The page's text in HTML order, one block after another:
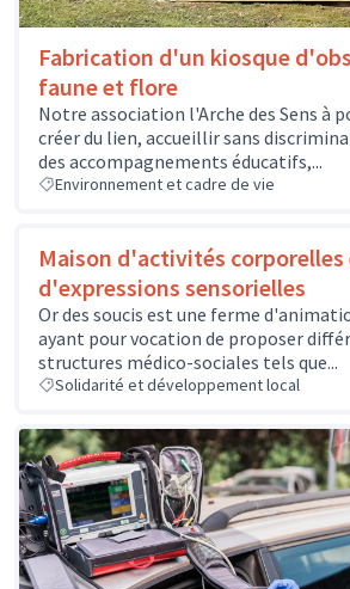
Fabrication d'un kiosque
faune et flore
Notre association l'Arche des Sens à
créer du lien, accueillir sans
des accompagnements éducatifs,...
Environnement et cadre de vie
Maison d'activités corporelles
d'expressions sensorielles
Or des soucis est une ferme
ayant pour vocation de proposer
structures médico-sociales tels que...
Solidarité et développement local